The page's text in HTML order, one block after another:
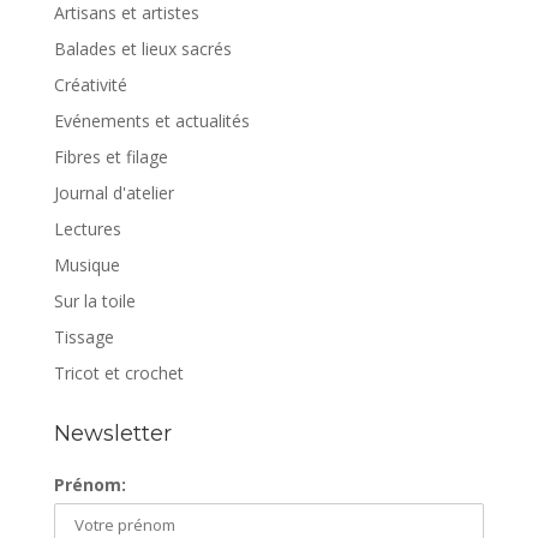
Artisans et artistes
Balades et lieux sacrés
Créativité
Evénements et actualités
Fibres et filage
Journal d'atelier
Lectures
Musique
Sur la toile
Tissage
Tricot et crochet
Newsletter
Prénom: